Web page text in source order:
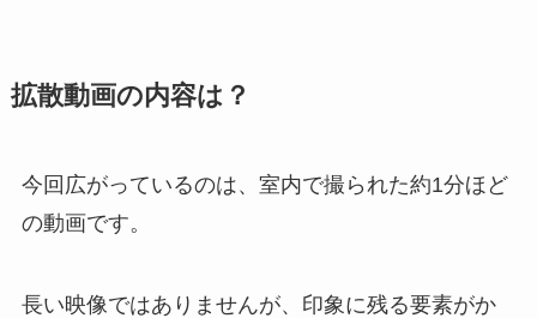
拡散動画の内容は？
今回広がっているのは、室内で撮られた約1分ほど
の動画です。
長い映像ではありませんが、印象に残る要素がか